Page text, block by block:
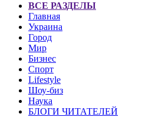
ВСЕ РАЗДЕЛЫ
Главная
Украина
Город
Мир
Бизнес
Спорт
Lifestyle
Шоу-биз
Наука
БЛОГИ ЧИТАТЕЛЕЙ